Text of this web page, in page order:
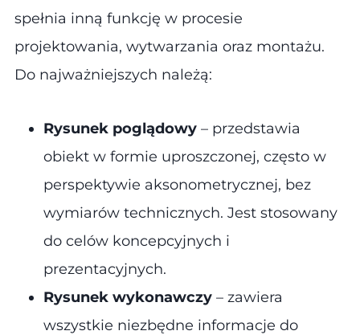
spełnia inną funkcję w procesie
projektowania, wytwarzania oraz montażu.
Do najważniejszych należą​​:
Rysunek poglądowy – przedstawia
obiekt w formie uproszczonej, często w
perspektywie aksonometrycznej, bez
wymiarów technicznych. Jest stosowany
do celów koncepcyjnych i
prezentacyjnych.
Rysunek wykonawczy – zawiera
wszystkie niezbędne informacje do